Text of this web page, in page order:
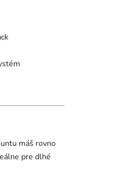
máš rovno
pre dlhé